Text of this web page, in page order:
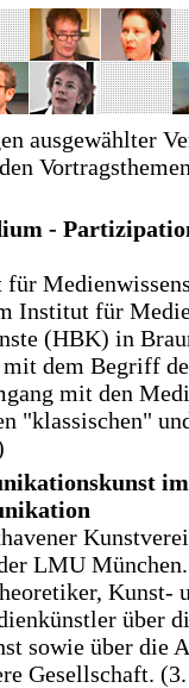
ausgewählter
-
Institut für
(HBK) in
dem Begriff
mit den
"klassischen"
LMU München.
Kunst-
über
sowie über die
Gesellschaft.